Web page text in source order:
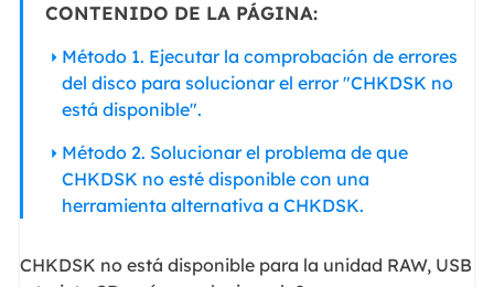
CONTENIDO DE LA PÁGINA:
Método 1. Ejecutar la comprobación de errores
del disco para solucionar el error "CHKDSK no
está disponible".
Método 2. Solucionar el problema de que
CHKDSK no esté disponible con una
herramienta alternativa a CHKDSK.
CHKDSK no está disponible para la unidad RAW, USB